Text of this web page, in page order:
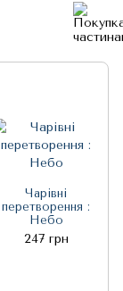
Чарівні
перетворення :
Небо
247 грн